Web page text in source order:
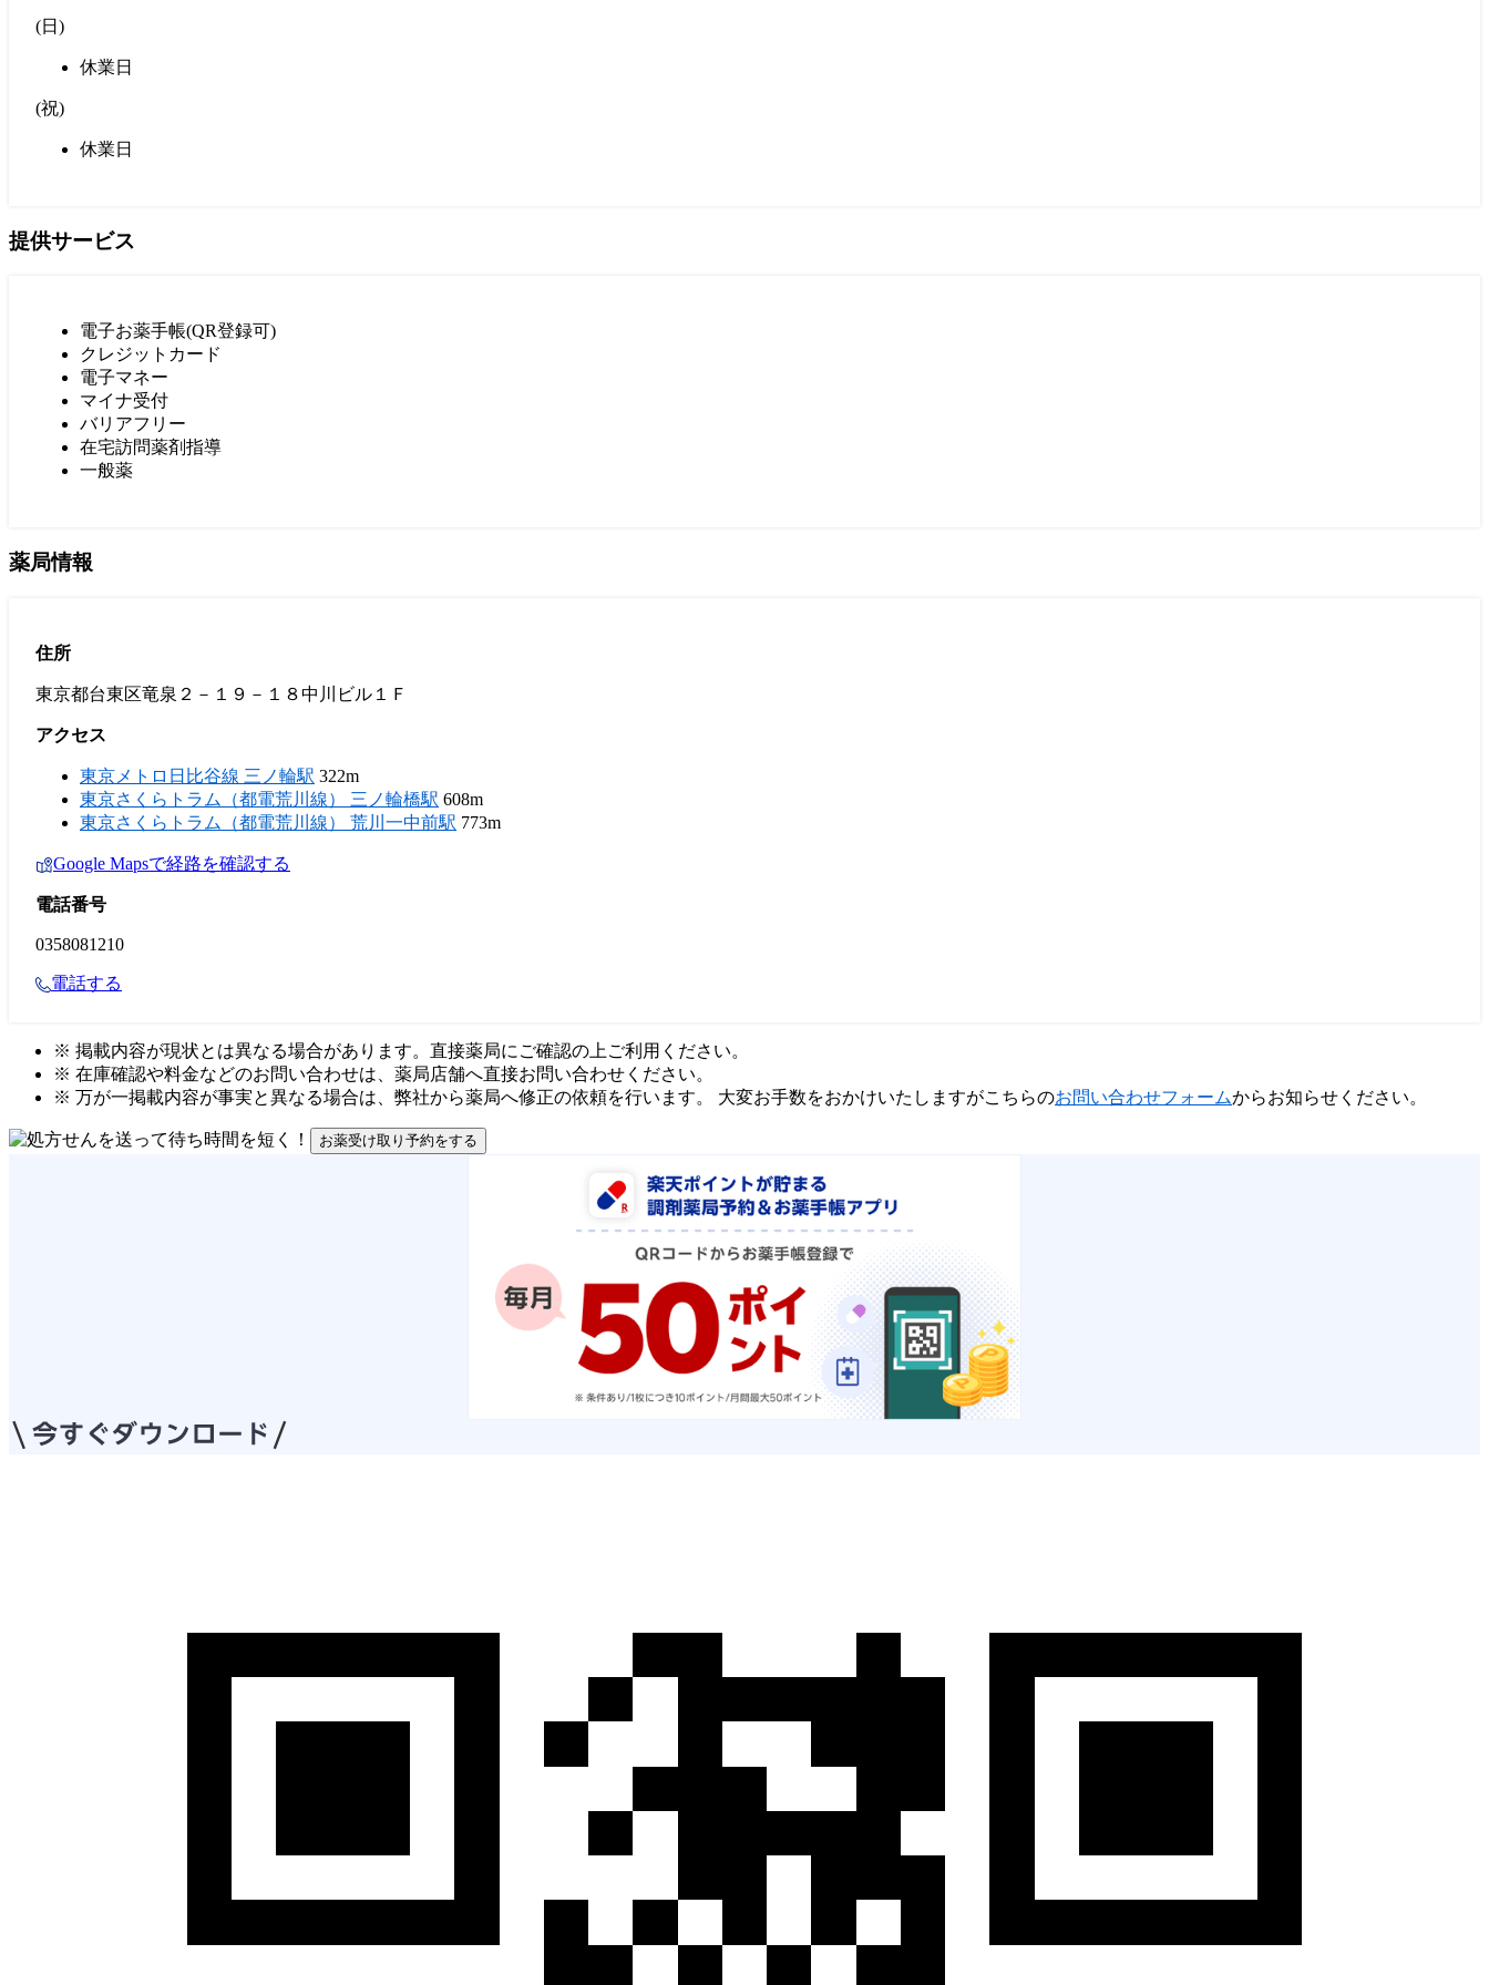
(日 )
休業日
(祝)
休業日
提供サービス
電子お薬手帳(QR登録可)
クレジットカード
電子マネー
マイナ受付
バリアフリー
在宅訪問薬剤指導
一般薬
薬局情報
住所
東京都台東区竜泉２－１９－１８中川ビル１Ｆ
アクセス
東京メトロ日比谷線 三ノ輪駅 322m
東京さくらトラム（都電荒川線） 三ノ輪橋駅 608m
東京さくらトラム（都電荒川線） 荒川一中前駅 773m
Google Mapsで経路を確認する
電話番号
0358081210
電話する
※ 掲載内容が現状とは異なる場合があります。直接薬局にご確認の上ご利用ください。
※ 在庫確認や料金などのお問い合わせは、薬局店舗へ直接お問い合わせください。
※ 万が一掲載内容が事実と異なる場合は、弊社から薬局へ修正の依頼を行います。 大変お手数をおかけいたしますがこちらのお問い合わせフォームからお知らせください。
お薬受け取り予約をする